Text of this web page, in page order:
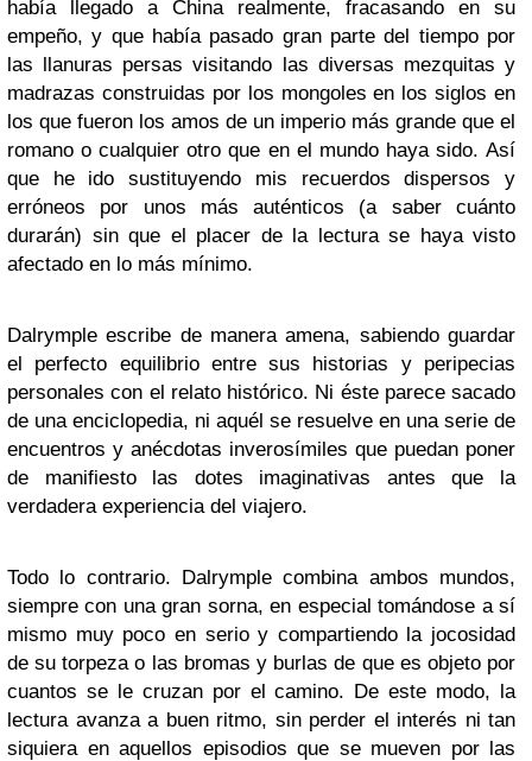
había llegado a China realmente, fracasando en su
empeño, y que había pasado gran parte del tiempo por
las llanuras persas visitando las diversas mezquitas y
madrazas construidas por los mongoles en los siglos en
los que fueron los amos de un imperio más grande que el
romano o cualquier otro que en el mundo haya sido. Así
que he ido sustituyendo mis recuerdos dispersos y
erróneos por unos más auténticos (a saber cuánto
durarán) sin que el placer de la lectura se haya visto
afectado en lo más mínimo.
Dalrymple escribe de manera amena, sabiendo guardar
el perfecto equilibrio entre sus historias y peripecias
personales con el relato histórico. Ni éste parece sacado
de una enciclopedia, ni aquél se resuelve en una serie de
encuentros y anécdotas inverosímiles que puedan poner
de manifiesto las dotes imaginativas antes que la
verdadera experiencia del viajero.
Todo lo contrario. Dalrymple combina ambos mundos,
siempre con una gran sorna, en especial tomándose a sí
mismo muy poco en serio y compartiendo la jocosidad
de su torpeza o las bromas y burlas de que es objeto por
cuantos se le cruzan por el camino. De este modo, la
lectura avanza a buen ritmo, sin perder el interés ni tan
siquiera en aquellos episodios que se mueven por las